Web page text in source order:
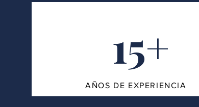
15+
AÑOS DE EXPERIENCIA